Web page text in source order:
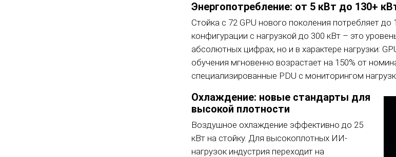
Энергопотребление: от 5 кВт до 130+
Стойка с 72 GPU нового поколения потребляет
конфигурации с нагрузкой до 300 кВт – это
абсолютных цифрах, но и в характере нагрузки:
обучения мгновенно возрастает на 150% от
специализированные PDU с мониторингом
Охлаждение: новые стандарты для
высокой плотности
Воздушное охлаждение эффективно до 25
кВт на стойку. Для высокоплотных ИИ-
нагрузок индустрия переходит на